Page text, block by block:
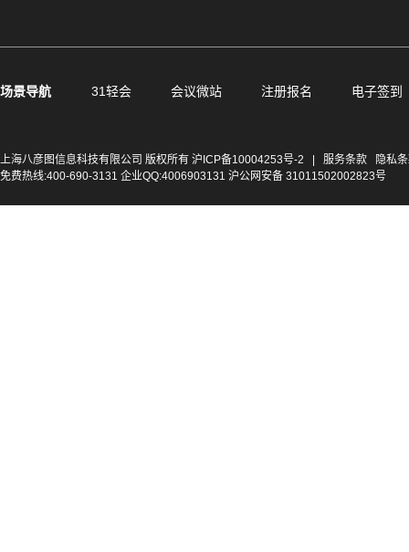
场景导航 31轻会 会议微站 注册报名 电子签到
上海八彦图信息科技有限公司 版权所有 沪ICP备10004253号-2 服务条款
隐私
免费热线:400-690-3131 企业QQ:4006903131 沪公网安备 31011502002823号